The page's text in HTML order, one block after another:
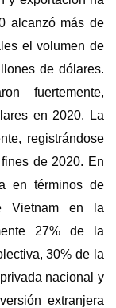
alcanzó más de
el volumen de
de dólares.
fuertemente,
en 2020. La
registrándose
de 2020. En
en términos de
Vietnam en la
27% de la
30% de la
nacional y
extranjera